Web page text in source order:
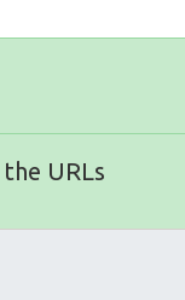
URLs